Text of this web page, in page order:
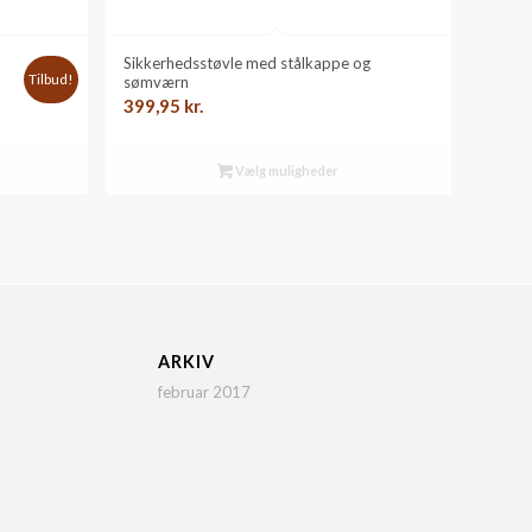
Tilbud!
Sikkerhedsstøvle med stålkappe og
sømværn
399,95 kr.
Vælg muligheder
ARKIV
februar 2017